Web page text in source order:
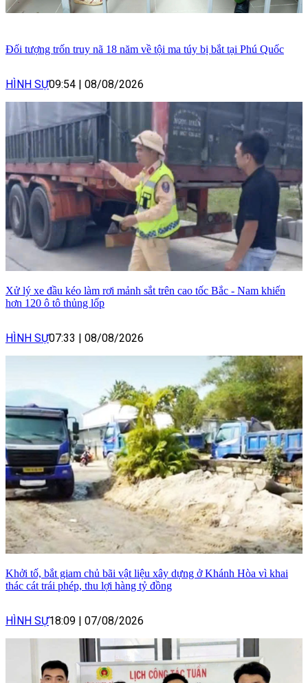
Đối tượng trốn truy nã 18 năm về tội ma túy bị bắt tại Phú Quốc
HÌNH SỰ09:54 08/08/2026
Xử lý xe đầu kéo làm rơi mảnh sắt trên cao tốc Bắc - Nam khiến
hơn 120 ô tô thủng lốp
HÌNH SỰ07:33 | 08/08/2026
Khởi tố, bắt giam chủ bãi vật liệu xây dựng ở Khánh Hòa vì khai
thác cát trái phép, thu lợi hàng tỷ đồng
HÌNH SỰ18:09 | 07/08/2026